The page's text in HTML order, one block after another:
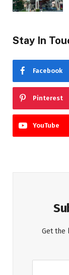
Stay In
Facebook
Pinterest
YouTube
Get the